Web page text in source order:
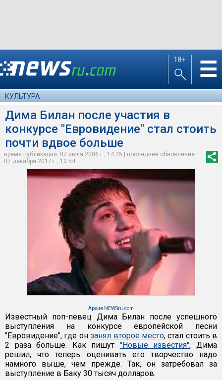
18+ ☰
КУЛЬТУРА
Дима Билан после участия в
конкурсе "Евровидение" стал стоить
почти вдвое больше
время публикации: 07 июля 2006 г., 14:25 | последнее обновление:
07 декабря 2017 г., 10:54
Архив NEWSru.com
Известный поп-певец Дима Билан после успешного
выступления на конкурсе европейской песни
"Евровидение", где онзанял второе место, стал стоить в
2 раза больше. Как пишут "Новые известия", Дима
решил, что теперь оценивать его творчество надо
намного выше, чем прежде. Так, он затребовал за
выступление в Баку 30 тысяч долларов.